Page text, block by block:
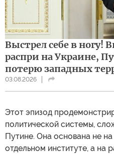
Выстрел себе в ногу!
распри на Украине,
потерю западных
03.08.2026
Этот эпизод
политической системы,
Путине. Она основана не
отдельном институте, а на